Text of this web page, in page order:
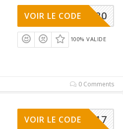
SALEBE20
VOIR LE CODE
100% VALIDE
0 Comments
ROMO0517
VOIR LE CODE